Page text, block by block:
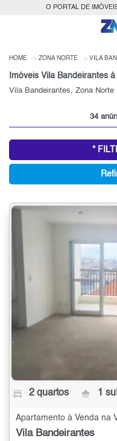
O PORTAL DE
HOME ZONA NORTE VILA
Vila Bandeirantes, Zona Norte
34
*
2 quartos 1
Apartamento à Venda na
Vila Bandeirantes